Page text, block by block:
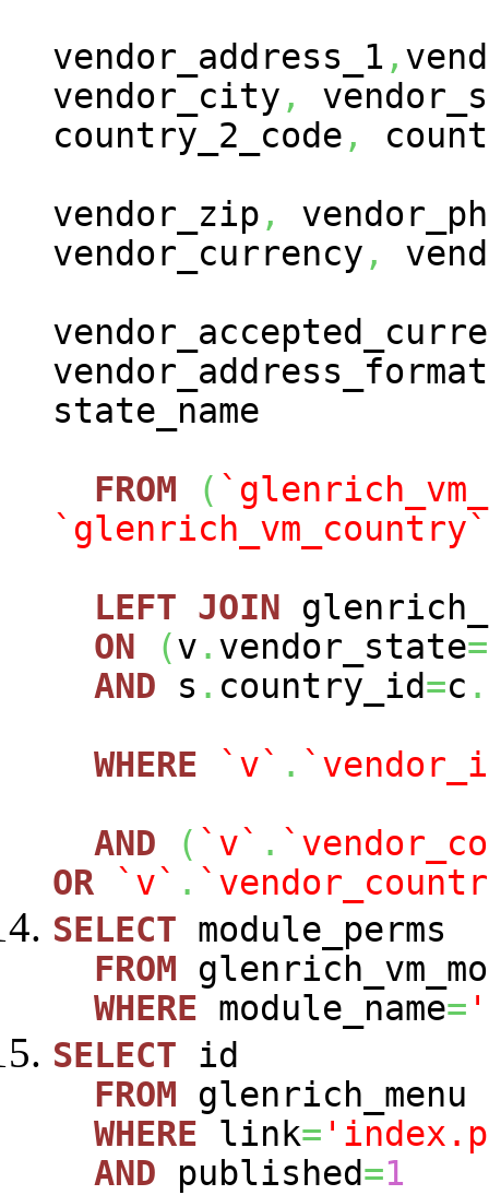
vendor_address_1 ,
vendor_city ,
country_2_code ,
vendor_zip ,
vendor_currency ,
vendor_address_format
state_name
FROM
(
`glenrich_vm_country`
LEFT JOIN
ON
(v . vendor_state=
AND s . country_id=c .
WHERE
`v` .
AND
( `v` .
OR
`v` .
SELECT module_perms
FROM
WHERE module_name=
SELECT id
FROM glenrich_menu
WHERE link=
AND published=1